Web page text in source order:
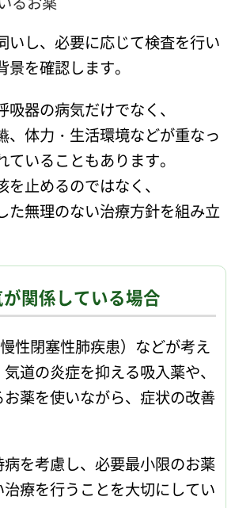
いし、必要に応じて検査を行い
を確認します。
器の病気だけでなく、
、体力・生活環境などが重なっ
いることもあります。
止めるのではなく、
た無理のない治療方針を組み立
関係している場合
性閉塞性肺疾患）などが考え
道の炎症を抑える吸入薬や、
薬を使いながら、症状の改善
を考慮し、必要最小限のお薬
療を行うことを大切にしてい